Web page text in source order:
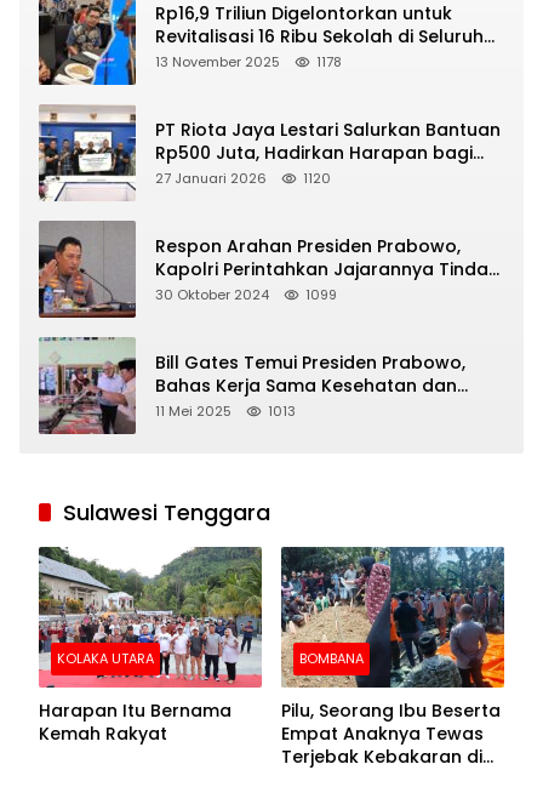
Rp16,9 Triliun Digelontorkan untuk
Revitalisasi 16 Ribu Sekolah di Seluruh
Indonesia
13 November 2025 1178
PT Riota Jaya Lestari Salurkan Bantuan
Rp500 Juta, Hadirkan Harapan bagi
Korban Bencana di Sumatera
27 Januari 2026 1120
Respon Arahan Presiden Prabowo,
Kapolri Perintahkan Jajarannya Tindak
Tegas Pelaku Judi Online
30 Oktober 2024 1099
Bill Gates Temui Presiden Prabowo,
Bahas Kerja Sama Kesehatan dan
Program Makan Bergizi Gratis
11 Mei 2025 1013
Sulawesi Tenggara
KOLAKA UTARA
Harapan Itu Bernama
Kemah Rakyat
BOMBANA
Pilu, Seorang Ibu Beserta
Empat Anaknya Tewas
Terjebak Kebakaran di